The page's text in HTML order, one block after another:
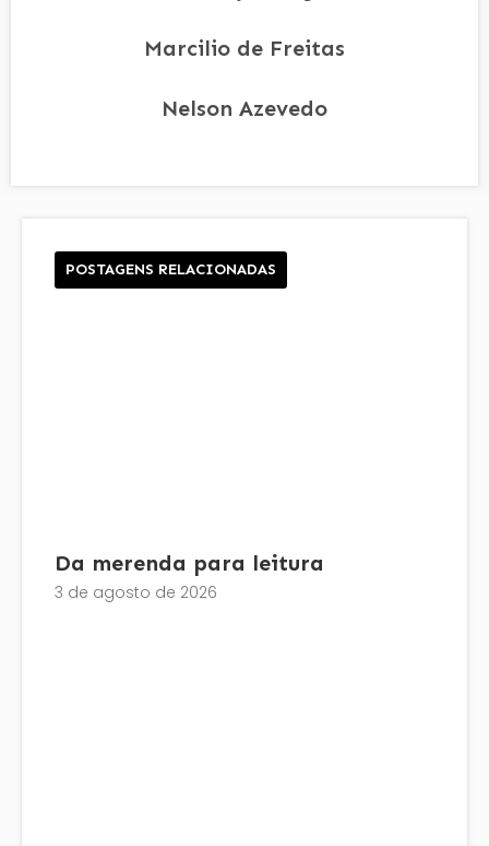
Marcilio de Freitas
Nelson Azevedo
POSTAGENS RELACIONADAS
Da merenda para leitura
3 de agosto de 2026